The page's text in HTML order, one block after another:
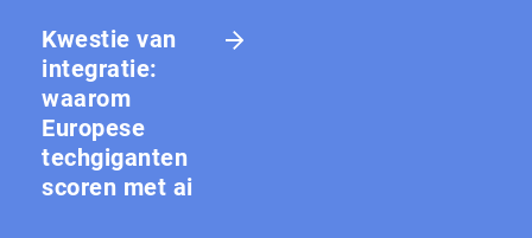
Kwestie van
integratie:
waarom
Europese
techgiganten
scoren met ai